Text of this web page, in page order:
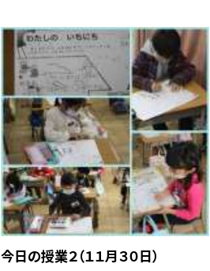
今日の授業２（１１月３０日）